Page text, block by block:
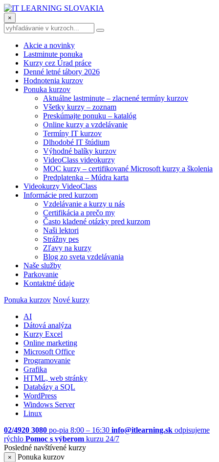
×
Akcie a novinky
Lastminute ponuka
Kurzy cez Úrad práce
Denné letné tábory 2026
Hodnotenia kurzov
Ponuka kurzov
Aktuálne lastminute – zlacnené termíny kurzov
Všetky kurzy – zoznam
Preskúmajte ponuku – katalóg
Online kurzy a vzdelávanie
Termíny IT kurzov
Dlhodobé IT štúdium
Výhodné balíky kurzov
VideoClass videokurzy
MOC kurzy – certifikované Microsoft kurzy a školenia
Predplatenka – Múdra karta
Videokurzy VideoClass
Informácie pred kurzom
Vzdelávanie a kurzy u nás
Certifikácia a prečo my
Často kladené otázky pred kurzom
Naši lektori
Strážny pes
Zľavy na kurzy
Blog zo sveta vzdelávania
Naše služby
Parkovanie
Kontaktné údaje
Ponuka kurzov Nové kurzy
AI
Dátová analýza
Kurzy Excel
Online marketing
Microsoft Office
Programovanie
Grafika
HTML, web stránky
Databázy a SQL
WordPress
Windows Server
Linux
02/4920 3080 po-pia 8:00 – 16:30 info@itlearning.sk odpisujeme
rýchlo Pomoc s výberom kurzu 24/7
Posledné navštívené kurzy
×
Ponuka kurzov